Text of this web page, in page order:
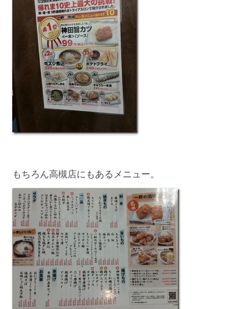
もちろん高槻店にもあるメニュー。